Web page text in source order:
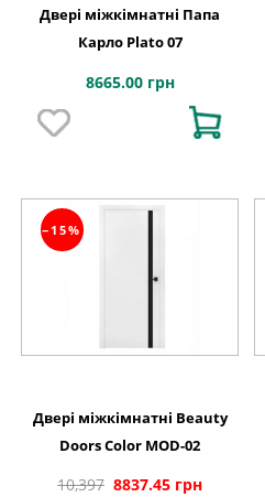
Двері міжкімнатні Папа
Карло Plato 07
8665.00 грн
−15%
Двері міжкімнатні Beauty
Doors Color MOD-02
10,397 8837.45 грн